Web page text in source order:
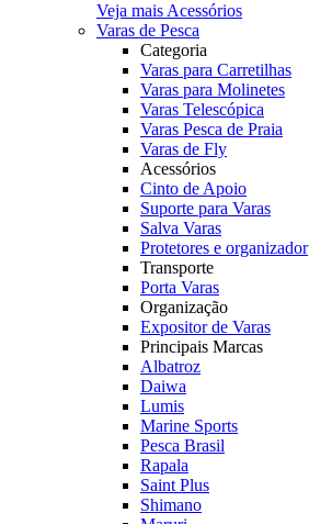
Veja mais Acessórios
Varas de Pesca
Categoria
Varas para Carretilhas
Varas para Molinetes
Varas Telescópica
Varas Pesca de Praia
Varas de Fly
Acessórios
Cinto de Apoio
Suporte para Varas
Salva Varas
Protetores e organizador
Transporte
Porta Varas
Organização
Expositor de Varas
Principais Marcas
Albatroz
Daiwa
Lumis
Marine Sports
Pesca Brasil
Rapala
Saint Plus
Shimano